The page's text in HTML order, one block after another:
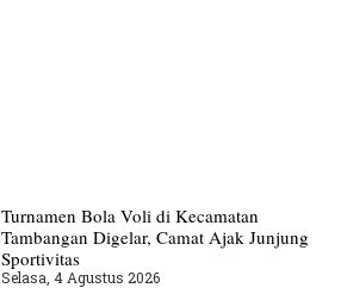
Turnamen Bola Voli di Kecamatan
Tambangan Digelar, Camat Ajak Junjung
Sportivitas
Selasa, 4 Agustus 2026